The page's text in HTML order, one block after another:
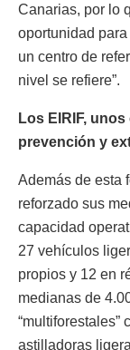
Canarias, por lo
oportunidad
un centro de
nivel se refiere”.
Los EIRIF,
prevención y
Además de esta
reforzado sus
capacidad
27 vehículos
propios y 12 en
medianas de
“multiforestales”
astilladoras